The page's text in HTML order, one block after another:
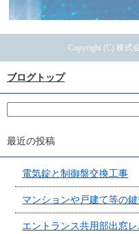
Copyright (C) 株式
ブログトップ
最近の投稿
電気錠と制御盤交換工事
マンションや戸建て等の
エントランス共用部出窓